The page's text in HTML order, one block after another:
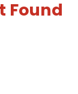
Found